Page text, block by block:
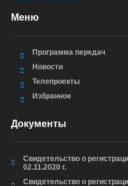
Меню
Программа передач
Новости
Телепроекты
Избранное
Документы
Свидетельство о
02.11.2020 г.
Свидетельство о